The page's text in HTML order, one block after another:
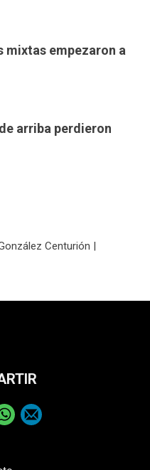
mixtas empezaron a
arriba perdieron
Centurión |